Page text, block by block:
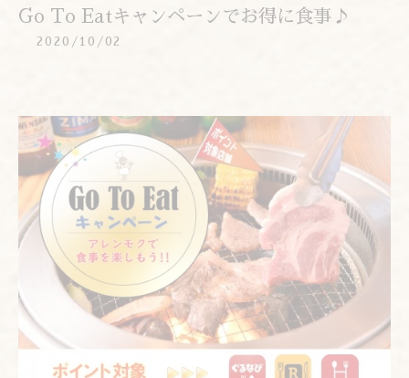
Go To Eatキャンペーンでお得に食事♪
2020/10/02